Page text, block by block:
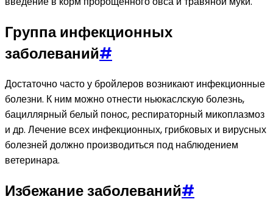
Группа инфекционных
заболеваний#
Достаточно часто у бройлеров возникают инфекционные
болезни. К ним можно отнести ньюкаслскую болезнь,
бациллярный белый понос, респираторный микоплазмоз
и др. Лечение всех инфекционных, грибковых и вирусных
болезней должно производиться под наблюдением
ветеринара.
Избежание заболеваний#